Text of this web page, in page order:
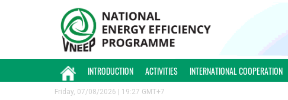
INTRODUCTION ACTIVITIES INTERNATIONAL COOPERATION
Friday, 07/08/2026 | 19:27 GMT+7